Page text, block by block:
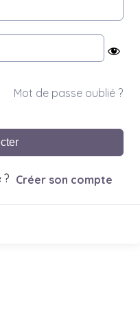
Mot de passe oublié ?
? Créer son compte